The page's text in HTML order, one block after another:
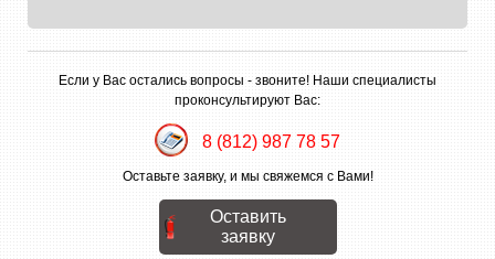
Если у Вас остались вопросы - звоните! Наши специалисты
проконсультируют Вас:
8 (812) 987 78 57
Оставьте заявку, и мы свяжемся с Вами!
Оставить
заявку